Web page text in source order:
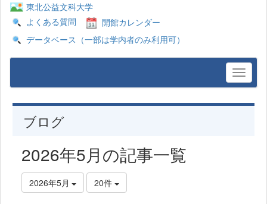
東北公益文科大学
よくある質問
開館カレンダー
データベース（一部は学内者のみ利用可）
ブログ
2026年5月の記事一覧
2026年5月 20件